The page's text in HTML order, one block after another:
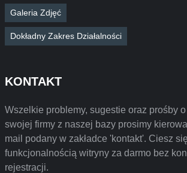
Galeria Zdjęć
Dokładny Zakres Działalności
KONTAKT
Wszelkie problemy, sugestie oraz prośby
swojej firmy z naszej bazy prosimy
mail podany w zakładce 'kontakt'. Ciesz
funkcjonalnością witryny za darmo bez
rejestracji.